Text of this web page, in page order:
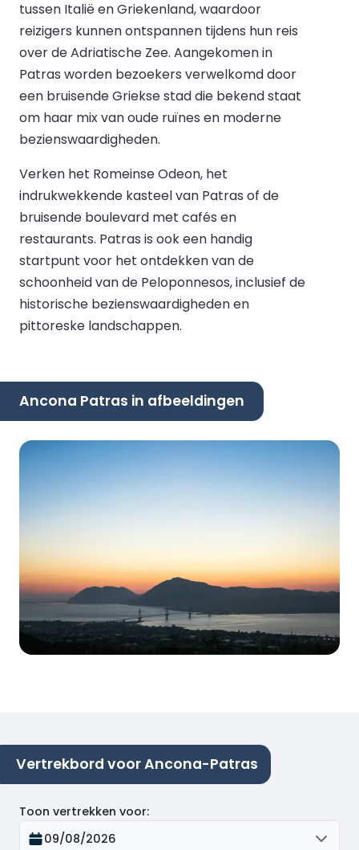
tussen Italië en Griekenland, waardoor
reizigers kunnen ontspannen tijdens hun reis
over de Adriatische Zee. Aangekomen in
Patras worden bezoekers verwelkomd door
een bruisende Griekse stad die bekend staat
om haar mix van oude ruïnes en moderne
bezienswaardigheden.
Verken het Romeinse Odeon, het
indrukwekkende kasteel van Patras of de
bruisende boulevard met cafés en
restaurants. Patras is ook een handig
startpunt voor het ontdekken van de
schoonheid van de Peloponnesos, inclusief de
historische bezienswaardigheden en
pittoreske landschappen.
Ancona Patras in afbeeldingen
Vertrekbord voor Ancona-Patras
Toon vertrekken voor:
09/08/2026